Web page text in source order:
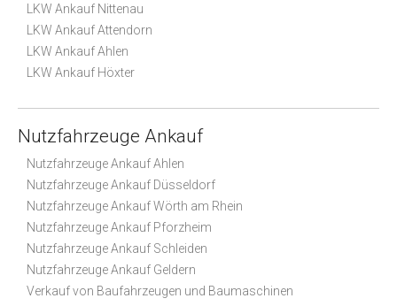
LKW Ankauf Nittenau
LKW Ankauf Attendorn
LKW Ankauf Ahlen
LKW Ankauf Höxter
Nutzfahrzeuge Ankauf
Nutzfahrzeuge Ankauf Ahlen
Nutzfahrzeuge Ankauf Düsseldorf
Nutzfahrzeuge Ankauf Wörth am Rhein
Nutzfahrzeuge Ankauf Pforzheim
Nutzfahrzeuge Ankauf Schleiden
Nutzfahrzeuge Ankauf Geldern
Verkauf von Baufahrzeugen und Baumaschinen